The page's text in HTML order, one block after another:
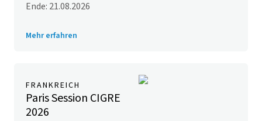
Ende: 21.08.2026
Mehr erfahren
FRANKREICH
Paris Session CIGRE
2026